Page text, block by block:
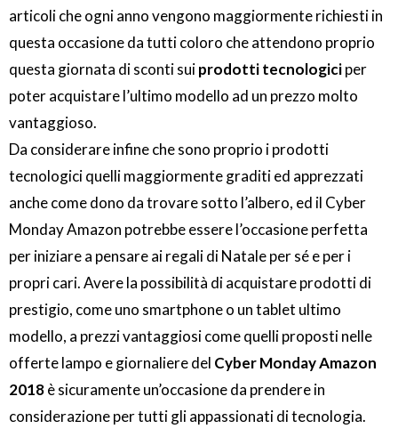
articoli che ogni anno vengono maggiormente richiesti in
questa occasione da tutti coloro che attendono proprio
questa giornata di sconti suiprodotti tecnologiciper
poter acquistare l’ultimo modello ad un prezzo molto
vantaggioso.
Da considerare infine che sono proprio i prodotti
tecnologici quelli maggiormente graditi ed apprezzati
anche come dono da trovare sotto l’albero, ed il Cyber
Monday Amazon potrebbe essere l’occasione perfetta
per iniziare a pensare ai regali di Natale per sé e per i
propri cari. Avere la possibilità di acquistare prodotti di
prestigio, come uno smartphone o un tablet ultimo
modello, a prezzi vantaggiosi come quelli proposti nelle
offerte lampo e giornaliere del Cyber Monday Amazon
2018è sicuramente un’occasione da prendere in
considerazione per tutti gli appassionati di tecnologia.